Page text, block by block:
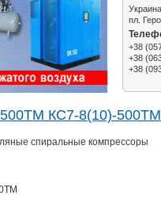
пл.
+38
+38
+38
КС7-8(10)-
спиральные компрессоры